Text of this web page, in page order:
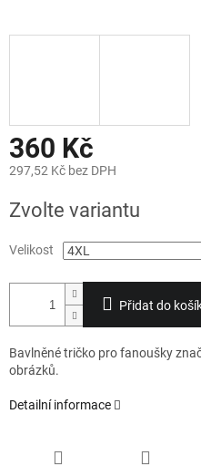
360 Kč
297,52 Kč bez DPH
cena:
Zvolte variantu
Velikost
Přidat do
Bavlněné tričko pro fanoušky
obrázků.
Detailní informace